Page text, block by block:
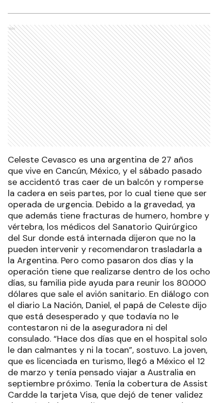
Ads
Celeste Cevasco es una argentina de 27 años
que vive en Cancún, México, y el sábado pasado
se accidentó tras caer de un balcón y romperse
la cadera en seis partes, por lo cual tiene que ser
operada de urgencia. Debido a la gravedad, ya
que además tiene fracturas de humero, hombre y
vértebra, los médicos del Sanatorio Quirúrgico
del Sur donde está internada dijeron que no la
pueden intervenir y recomendaron trasladarla a
la Argentina. Pero como pasaron dos días y la
operación tiene que realizarse dentro de los ocho
días, su familia pide ayuda para reunir los 80.000
dólares que sale el avión sanitario. En diálogo con
el diario La Nación, Daniel, el papá de Celeste dijo
que está desesperado y que todavía no le
contestaron ni de la aseguradora ni del
consulado. “Hace dos días que en el hospital solo
le dan calmantes y ni la tocan”, sostuvo. La joven,
que es licenciada en turismo, llegó a México el 12
de marzo y tenía pensado viajar a Australia en
septiembre próximo. Tenía la cobertura de Assist
Cardde la tarjeta Visa, que dejó de tener validez